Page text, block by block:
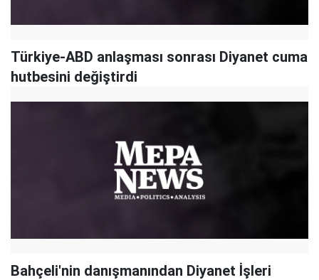
Türkiye-ABD anlaşması sonrası Diyanet cuma
hutbesini değiştirdi
Bahçeli'nin danışmanından Diyanet İşleri